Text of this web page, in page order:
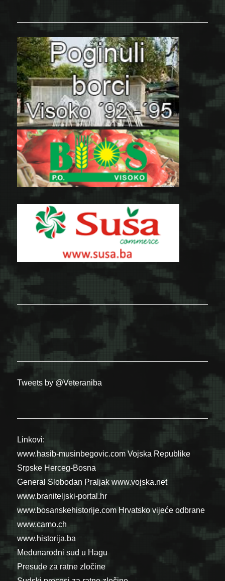
Tweets by @Veteraniba
Linkovi:
www.hasib-musinbegovic.com Vojska Republike
Srpske Herceg-Bosna
General Slobodan Praljak www.vojska.net
www.braniteljski-portal.hr
www.bosanskehistorije.com Hrvatsko vijeće odbrane
www.camo.ch
www.historija.ba
Međunarodni sud u Hagu
Presude za ratne zločine